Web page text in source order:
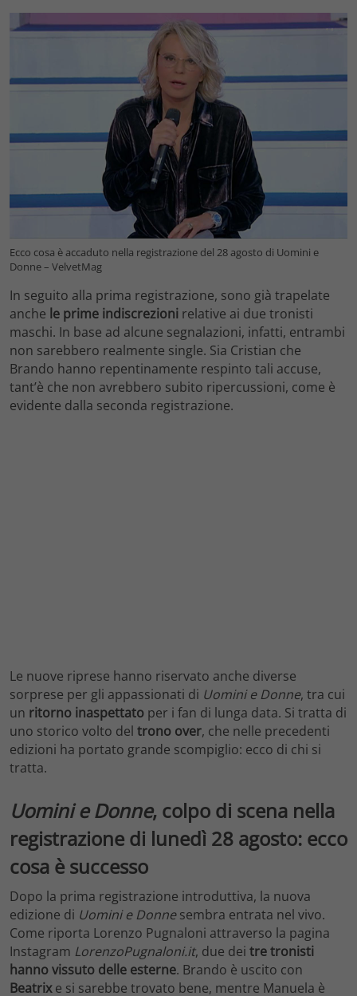
Ecco cosa è accaduto nella registrazione del 28 agosto di Uomini e
Donne – VelvetMag
In seguito alla prima registrazione, sono già trapelate
anche le prime indiscrezioni relative ai due tronisti
maschi. In base ad alcune segnalazioni, infatti, entrambi
non sarebbero realmente single. Sia Cristian che
Brando hanno repentinamente respinto tali accuse,
tant’è che non avrebbero subito ripercussioni, come è
evidente dalla seconda registrazione.
Le nuove riprese hanno riservato anche diverse
sorprese per gli appassionati di Uomini e Donne, tra cui
un ritorno inaspettato per i fan di lunga data. Si tratta di
uno storico volto del trono over, che nelle precedenti
edizioni ha portato grande scompiglio: ecco di chi si
tratta.
Uomini e Donne, colpo di scena nella
registrazione di lunedì 28 agosto: ecco
cosa è successo
Dopo la prima registrazione introduttiva, la nuova
edizione di Uomini e Donnesembra entrata nel vivo.
Come riporta Lorenzo Pugnaloni attraverso la pagina
Instagram LorenzoPugnaloni.it, due dei tre tronisti
hanno vissuto delle esterne. Brando è uscito con
Beatrixe si sarebbe trovato bene, mentre Manuela è